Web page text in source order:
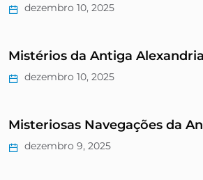
dezembro 10, 2025
Mistérios da Antiga Alexandria
dezembro 10, 2025
Misteriosas Navegações da
dezembro 9, 2025